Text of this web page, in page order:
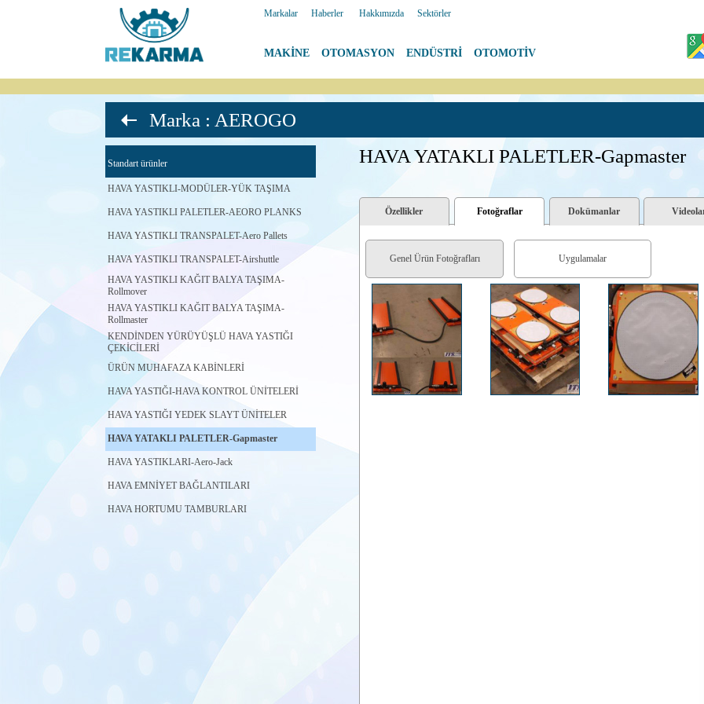
Markalar Haberler Hakkımızda Sektörler
MAKİNE OTOMASYON ENDÜSTRİ OTOMOTİV
Marka : AEROGO
Standart ürünler
HAVA YASTIKLI-MODÜLER-YÜK TAŞIMA
HAVA YASTIKLI PALETLER-AEORO PLANKS
HAVA YASTIKLI TRANSPALET-Aero Pallets
HAVA YASTIKLI TRANSPALET-Airshuttle
HAVA YASTIKLI KAĞIT BALYA TAŞIMA-
Rollmover
HAVA YASTIKLI KAĞIT BALYA TAŞIMA-
Rollmaster
KENDİNDEN YÜRÜYÜŞLÜ HAVA YASTIĞI
ÇEKİCİLERİ
ÜRÜN MUHAFAZA KABİNLERİ
HAVA YASTIĞI-HAVA KONTROL ÜNİTELERİ
HAVA YASTIĞI YEDEK SLAYT ÜNİTELER
HAVA YATAKLI PALETLER-Gapmaster
HAVA YASTIKLARI-Aero-Jack
HAVA EMNİYET BAĞLANTILARI
HAVA HORTUMU TAMBURLARI
HAVA YATAKLI PALETLER-Gapmaster
Özellikler Fotoğraflar Dokümanlar
Genel Ürün Fotoğrafları Uygulamalar